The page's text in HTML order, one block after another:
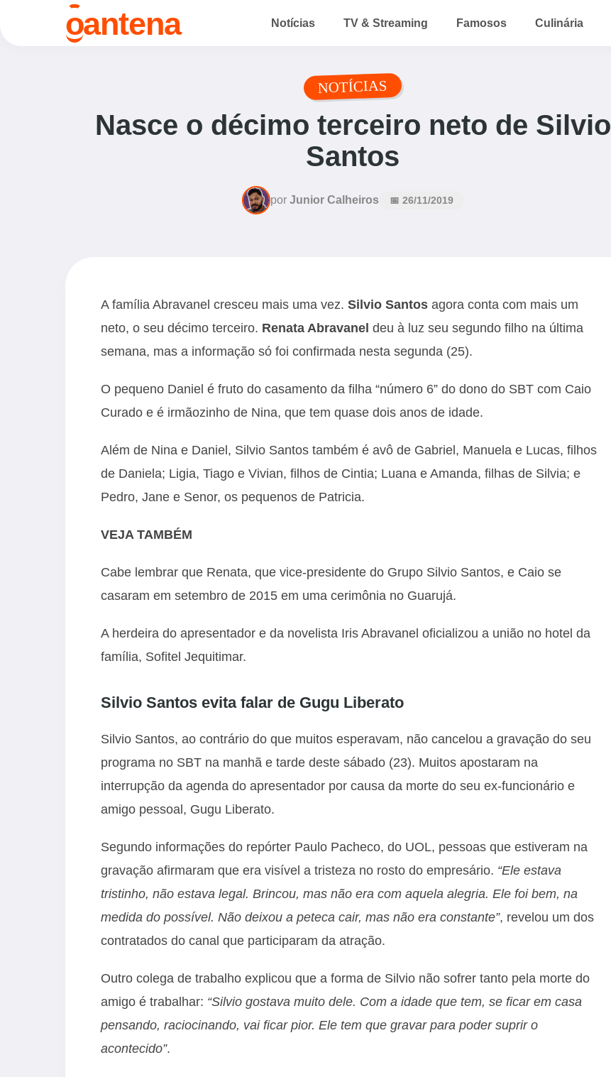
oantena Notícias TV & Streaming Famosos Culinária
NOTÍCIAS
Nasce o décimo terceiro neto de Silvio
Santos
por Junior Calheiros 📅 26/11/2019
A família Abravanel cresceu mais uma vez. Silvio Santos agora conta com mais um
neto, o seu décimo terceiro. Renata Abravanel deu à luz seu segundo filho na última
semana, mas a informação só foi confirmada nesta segunda (25).
O pequeno Daniel é fruto do casamento da filha “número 6” do dono do SBT com Caio
Curado e é irmãozinho de Nina, que tem quase dois anos de idade.
Além de Nina e Daniel, Silvio Santos também é avô de Gabriel, Manuela e Lucas, filhos
de Daniela; Ligia, Tiago e Vivian, filhos de Cintia; Luana e Amanda, filhas de Silvia; e
Pedro, Jane e Senor, os pequenos de Patricia.
VEJA TAMBÉM
Cabe lembrar que Renata, que vice-presidente do Grupo Silvio Santos, e Caio se
casaram em setembro de 2015 em uma cerimônia no Guarujá.
A herdeira do apresentador e da novelista Iris Abravanel oficializou a união no hotel da
família, Sofitel Jequitimar.
Silvio Santos evita falar de Gugu Liberato
Silvio Santos, ao contrário do que muitos esperavam, não cancelou a gravação do seu
programa no SBT na manhã e tarde deste sábado (23). Muitos apostaram na
interrupção da agenda do apresentador por causa da morte do seu ex-funcionário e
amigo pessoal, Gugu Liberato.
Segundo informações do repórter Paulo Pacheco, do UOL, pessoas que estiveram na
gravação afirmaram que era visível a tristeza no rosto do empresário. “Ele estava
tristinho, não estava legal. Brincou, mas não era com aquela alegria. Ele foi bem, na
medida do possível. Não deixou a peteca cair, mas não era constante”, revelou um dos
contratados do canal que participaram da atração.
Outro colega de trabalho explicou que a forma de Silvio não sofrer tanto pela morte do
amigo é trabalhar: “Silvio gostava muito dele. Com a idade que tem, se ficar em casa
pensando, raciocinando, vai ficar pior. Ele tem que gravar para poder suprir o
acontecido”.